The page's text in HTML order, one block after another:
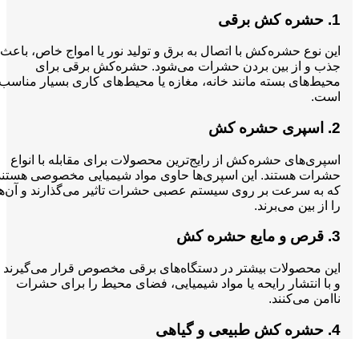
1. حشره کش برقی
این نوع حشره‌کش با اتصال به برق و تولید نور یا امواج خاص، باعث
جذب و از بین بردن حشرات می‌شود. حشره‌کش برقی برای
محیط‌های بسته مانند خانه، مغازه یا محیط‌های کاری بسیار
است.
2. اسپری حشره کش
اسپری‌های حشره‌کش از رایج‌ترین محصولات برای مقابله با انواع
حشرات هستند. این اسپری‌ها حاوی مواد شیمیایی مخصوصی
که به سرعت بر روی سیستم عصبی حشرات تاثیر می‌گذارند و
را از بین می‌برند.
3. قرص و مایع حشره کش
این محصولات بیشتر در دستگاه‌های برقی مخصوص قرار می‌گیرند
و با انتشار رایحه یا مواد شیمیایی، فضای محیط را برای حشرات
ناامن می‌کنند.
4. حشره کش طبیعی و گیاهی